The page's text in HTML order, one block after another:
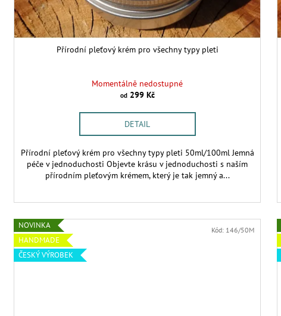
k
t
ů
Přírodní pleťový krém pro všechny typy pleti
Momentálně nedostupné
od299 Kč
DETAIL
Přírodní pleťový krém pro všechny typy pleti 50ml/100ml Jemná
péče v jednoduchosti Objevte krásu v jednoduchosti s naším
přírodním pleťovým krémem, který je tak jemný a...
NOVINKA
HANDMADE
ČESKÝ VÝROBEK
Kód: 146/50M